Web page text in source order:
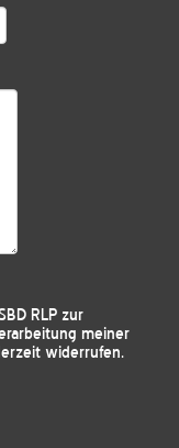
RLP zur
meiner
widerrufen.